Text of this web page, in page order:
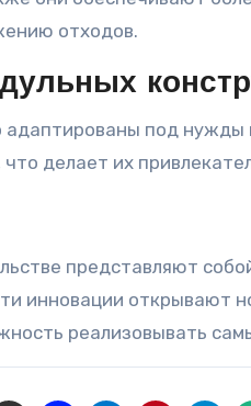
отходов.
адаптированы под
делает их
представляют
инновации открывают
реализовывать